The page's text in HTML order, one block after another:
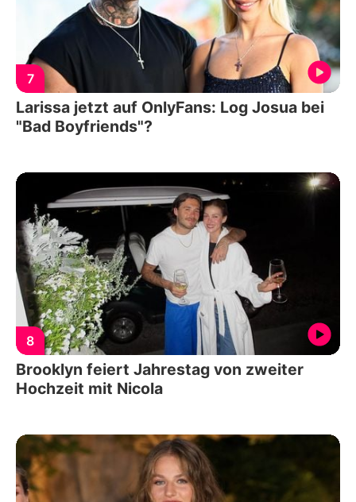
7
Larissa jetzt auf OnlyFans: Log Josua bei
"Bad Boyfriends"?
8
Brooklyn feiert Jahrestag von zweiter
Hochzeit mit Nicola